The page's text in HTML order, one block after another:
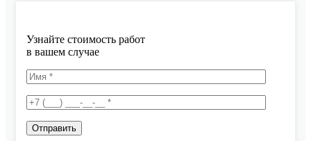
Узнайте стоимость работ
в вашем случае